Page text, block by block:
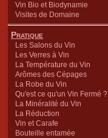
Vin Bio et Biodynamie
Visites de Domaine
Pratique
Les Salons du Vin
Les Verres à Vin
La Température du Vin
Arômes des Cépages
La Robe du Vin
Qu'est ce qu'un Vin Fermé ?
La Minéralité du Vin
La Réduction
Vin et Carafe
Bouteille entamée